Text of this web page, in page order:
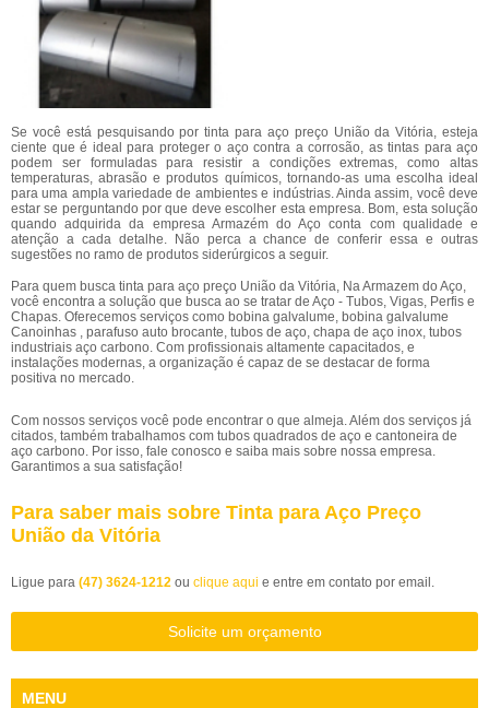
Se você está pesquisando por tinta para aço preço União da Vitória, esteja
ciente que é ideal para proteger o aço contra a corrosão, as tintas para aço
podem ser formuladas para resistir a condições extremas, como altas
temperaturas, abrasão e produtos químicos, tornando-as uma escolha ideal
para uma ampla variedade de ambientes e indústrias. Ainda assim, você deve
estar se perguntando por que deve escolher esta empresa. Bom, esta solução
quando adquirida da empresa Armazém do Aço conta com qualidade e
atenção a cada detalhe. Não perca a chance de conferir essa e outras
sugestões no ramo de produtos siderúrgicos a seguir.
Para quem busca tinta para aço preço União da Vitória, Na Armazem do Aço,
você encontra a solução que busca ao se tratar de Aço - Tubos, Vigas, Perfis e
Chapas. Oferecemos serviços como bobina galvalume, bobina galvalume
Canoinhas , parafuso auto brocante, tubos de aço, chapa de aço inox, tubos
industriais aço carbono. Com profissionais altamente capacitados, e
instalações modernas, a organização é capaz de se destacar de forma
positiva no mercado.
Com nossos serviços você pode encontrar o que almeja. Além dos serviços já
citados, também trabalhamos com tubos quadrados de aço e cantoneira de
aço carbono. Por isso, fale conosco e saiba mais sobre nossa empresa.
Garantimos a sua satisfação!
Para saber mais sobre Tinta para Aço Preço
União da Vitória
Ligue para (47) 3624-1212 ou clique aqui e entre em contato por email.
Solicite um orçamento
MENU